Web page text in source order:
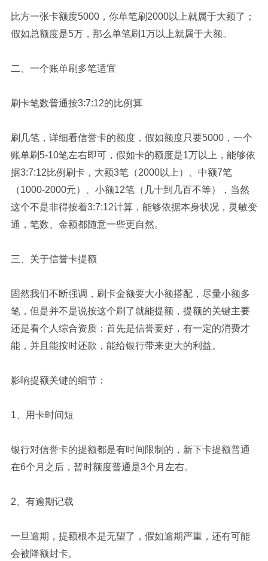
比方一张卡额度5000，你单笔刷2000以上就属于大额了；
假如总额度是5万，那么单笔刷1万以上就属于大额。
二、一个账单刷多笔适宜
刷卡笔数普通按3:7:12的比例算
刷几笔，详细看信誉卡的额度，假如额度只要5000，一个
账单刷5-10笔左右即可，假如卡的额度是1万以上，能够依
据3:7:12比例刷卡，大额3笔（2000以上）、中额7笔
（1000-2000元）、小额12笔（几十到几百不等），当然
这个不是非得按着3:7:12计算，能够依据本身状况，灵敏变
通，笔数、金额都随意一些更自然。
三、关于信誉卡提额
固然我们不断强调，刷卡金额要大小额搭配，尽量小额多
笔，但是并不是说按这个刷了就能提额，提额的关键主要
还是看个人综合资质：首先是信誉要好，有一定的消费才
能，并且能按时还款，能给银行带来更大的利益。
影响提额关键的细节：
1、用卡时间短
银行对信誉卡的提额都是有时间限制的，新下卡提额普通
在6个月之后，暂时额度普通是3个月左右。
2、有逾期记载
一旦逾期，提额根本是无望了，假如逾期严重，还有可能
会被降额封卡。